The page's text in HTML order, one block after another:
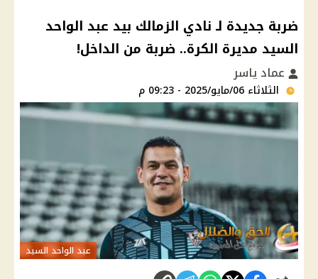
ضربة جديدة لـ نادي الزمالك بيد عبد الواحد
السيد مديرة الكرة.. ضربة من الداخل!
عماد ياسر
الثلاثاء 06/مايو/2025 - 09:23 م
عبد الواحد السيد